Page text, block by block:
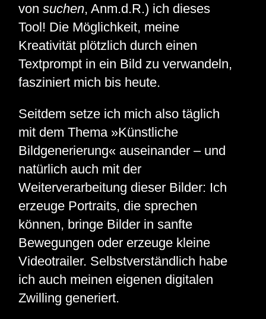
vonsuchen, Anm.d.R.) ich dieses
Tool! Die Möglichkeit, meine
Kreativität plötzlich durch einen
Textprompt in ein Bild zu verwandeln,
fasziniert mich bis heute.
Seitdem setze ich mich also täglich
mit dem Thema »Künstliche
Bildgenerierung« auseinander – und
natürlich auch mit der
Weiterverarbeitung dieser Bilder: Ich
erzeuge Portraits, die sprechen
können, bringe Bilder in sanfte
Bewegungen oder erzeuge kleine
Videotrailer. Selbstverständlich habe
ich auch meinen eigenen digitalen
Zwilling generiert.